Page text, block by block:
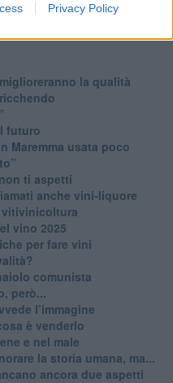
Privacy Policy
Stronchi
la qualità
futuro
Maremma usata poco
ti aspetti
anche vini-liquore
vitivinicoltura
vino 2025
per fare vini
comunista
però...
l’immagine
è venderlo
e nel male
la storia umana, ma...
ancora due aspetti